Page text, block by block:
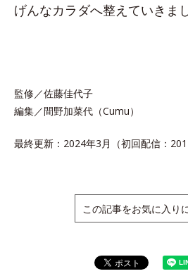
げんなカラダへ整えていきま
監修／佐藤佳代子
編集／間野加菜代（Cumu）
最終更新：2024年3月（初回配信：
この記事をお気に入り